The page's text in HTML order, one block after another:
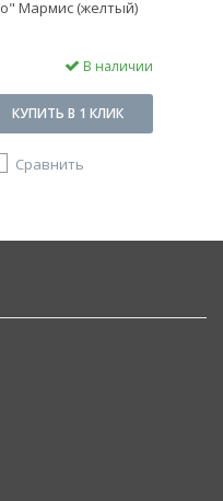
Мармис (желтый)
В наличии
КУПИТЬ В 1 КЛИК
Сравнить